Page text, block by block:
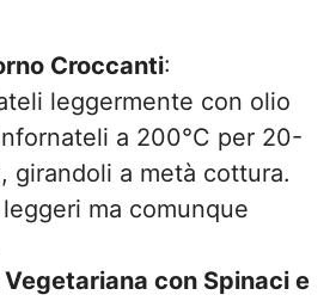
Croccanti:
leggermente con olio
a 200°C per 20-
girandoli a metà cottura.
ma comunque
con Spinaci e